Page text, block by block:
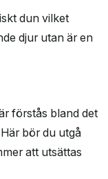
dun vilket
djur utan är en
förstås bland det
bör du utgå
att utsättas